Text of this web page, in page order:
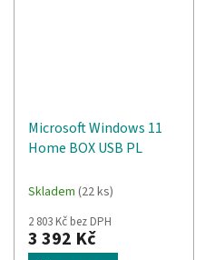
Microsoft Windows 11
Home BOX USB PL
Skladem (22 ks)
2 803 Kč bez DPH
3 392 Kč